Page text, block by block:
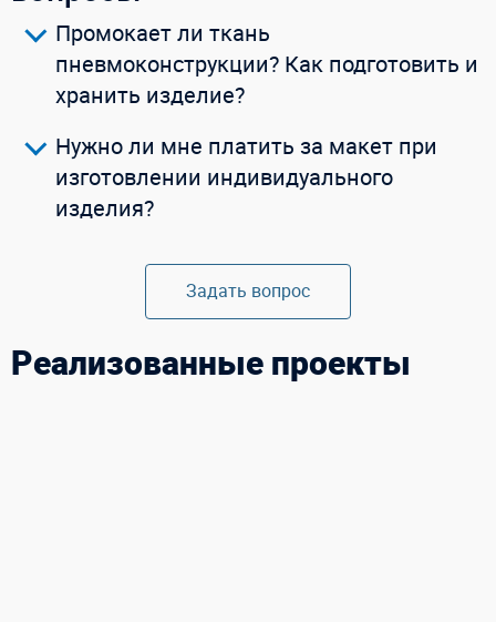
Промокает ли ткань
пневмоконструкции? Как подготовить и
хранить изделие?
Нужно ли мне платить за макет при
изготовлении индивидуального
изделия?
Задать вопрос
Реализованные проекты